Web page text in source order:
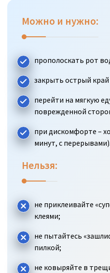
Можно и нужно:
прополоскать рот
закрыть острый
перейти на мягкую
поврежденной
при дискомфорте –
минут, с перерывами).
Нельзя:
не приклеивайте
клеями;
не пытайтесь
пилкой;
не ковыряйте в